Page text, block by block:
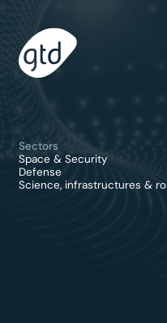
Sectors
Space & Security
Defense
Science, infrastructures &